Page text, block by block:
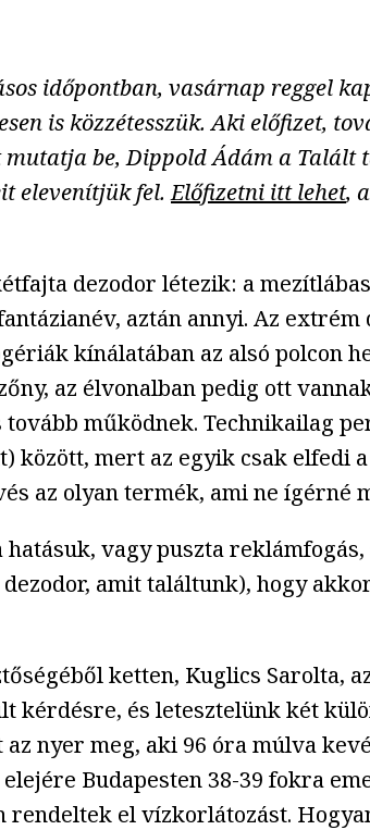
időpontban, vasárnap reggel
is közzétesszük. Aki előfizet,
be, Dippold Ádám a
elevenítjük fel.Előfizetni itt lehet,
dezodor létezik: a
aztán annyi. Az
kínálatában az alsó polcon
az élvonalban pedig ott
működnek. Technikailag
mert az egyik csak elfedi
az olyan termék, ami ne
vagy puszta
amit találtunk), hogy
ketten, Kuglics Sarolta,
kérdésre, és letesztelünk két
nyer meg, aki 96 óra múlva
Budapesten 38-39 fokra
el vízkorlátozást.